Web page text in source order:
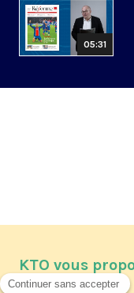
05:31
KTO vous